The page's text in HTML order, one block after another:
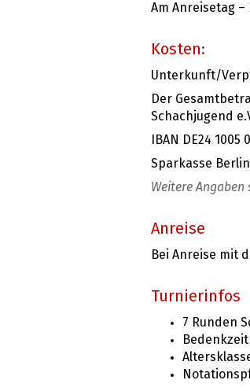
Am Anreisetag
Kosten:
Unterkunft/
Der
Schachjugend
IBAN DE24 1005
Sparkasse Berlin,
Weitere
Anreise
Bei Anreise mit
Turnierinfos
7 Runden